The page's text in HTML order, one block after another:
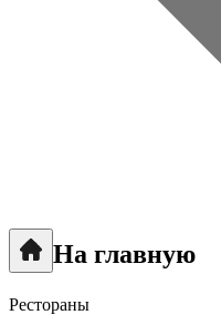
На главную
Рестораны